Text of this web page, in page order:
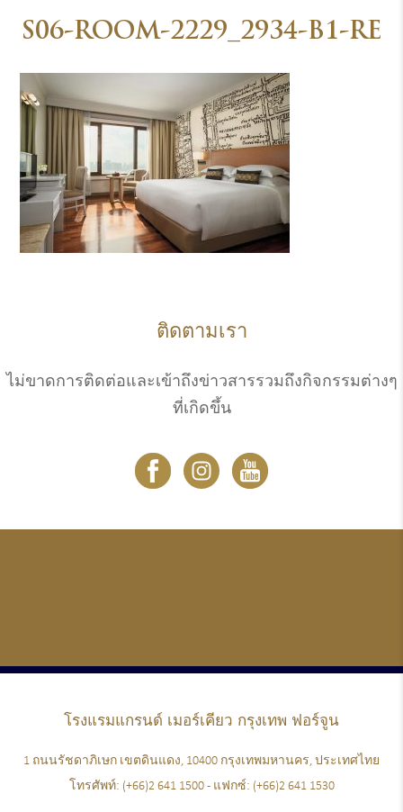
S06-ROOM-2229_2934-B1-RE
ติดตามเรา
ไม่ขาดการติดต่อและเข้าถึงข่าวสารรวมถึงกิจกรรมต่างๆ
ที่เกิดขึ้น
โรงแรมแกรนด์ เมอร์เคียว กรุงเทพ ฟอร์จูน
1 ถนนรัชดาภิเษก เขตดินแดง, 10400 กรุงเทพมหานคร, ประเทศไทย
โทรศัพท์: (+66)2 641 1500- แฟกซ์: (+66)2 641 1530